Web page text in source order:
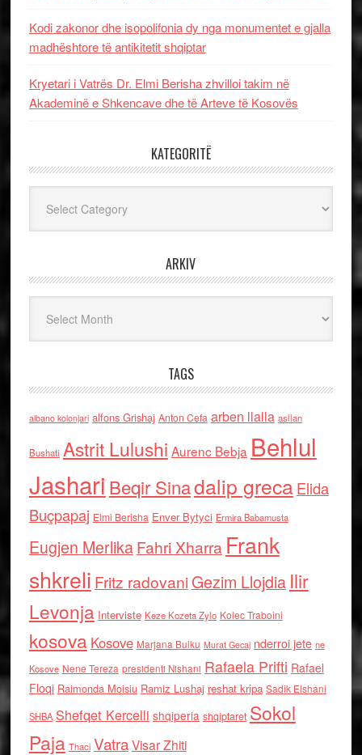
Kodi zakonor dhe isopolifonia dy nga monumentet e gjalla
madhështore të antikitetit shqiptar
Kryetari i Vatrës Dr. Elmi Berisha zhvilloi takim në
Akademinë e Shkencave dhe të Arteve të Kosovës
KATEGORITË
ARKIV
TAGS
albano kolonjari alfons Grishaj Anton Cefa arben llalla asllan
Bushati Astrit Lulushi Aurenc Bebja Behlul
Jashari Beqir Sinadalip grecaElida
Buçpapaj Elmi Berisha Enver Bytyci Ermira Babamusta
Eugjen MerlikaFahri Xharra Frank
shkreli Fritz radovaniGezim Llojdia Ilir
Levonja Interviste Keze Kozeta Zylo Kolec Traboini
kosova Kosove Marjana Bulku Murat Gecaj nderroi jete ne
Kosove Nene Tereza presidenti Nishani Rafaela Prifti Rafael
Floqi Raimonda Moisiu Ramiz Lushaj reshat kripa Sadik Elshani
SHBA Shefqet Kercelli shqiperia shqiptaret Sokol
Paja Thaci VatraVisar Zhiti